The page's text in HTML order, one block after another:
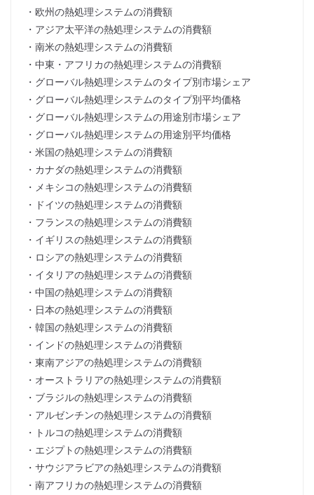
・欧州の熱処理システムの消費額
・アジア太平洋の熱処理システムの消費額
・南米の熱処理システムの消費額
・中東・アフリカの熱処理システムの消費額
・グローバル熱処理システムのタイプ別市場シェア
・グローバル熱処理システムのタイプ別平均価格
・グローバル熱処理システムの用途別市場シェア
・グローバル熱処理システムの用途別平均価格
・米国の熱処理システムの消費額
・カナダの熱処理システムの消費額
・メキシコの熱処理システムの消費額
・ドイツの熱処理システムの消費額
・フランスの熱処理システムの消費額
・イギリスの熱処理システムの消費額
・ロシアの熱処理システムの消費額
・イタリアの熱処理システムの消費額
・中国の熱処理システムの消費額
・日本の熱処理システムの消費額
・韓国の熱処理システムの消費額
・インドの熱処理システムの消費額
・東南アジアの熱処理システムの消費額
・オーストラリアの熱処理システムの消費額
・ブラジルの熱処理システムの消費額
・アルゼンチンの熱処理システムの消費額
・トルコの熱処理システムの消費額
・エジプトの熱処理システムの消費額
・サウジアラビアの熱処理システムの消費額
・南アフリカの熱処理システムの消費額